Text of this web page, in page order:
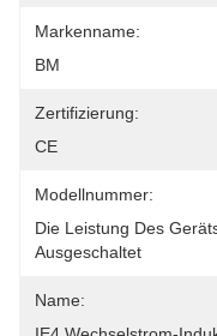
Markenname:
BM
Zertifizierung:
CE
Modellnummer:
Die Leistung Des
Ausgeschaltet
Name: